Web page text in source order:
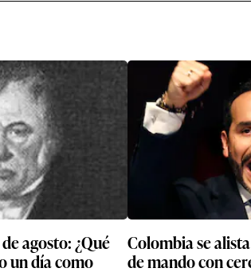
agosto: ¿Qué
un día como
Colombia se
de mando con